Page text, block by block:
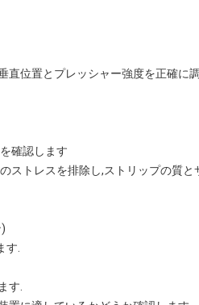
直位置とプレッシャー強度を正確に
確認します
ストレスを排除し,ストリップの質と
す.
す.